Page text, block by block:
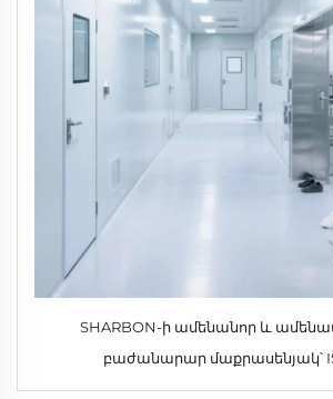
SHARBON-ի ամենանոր և
բաժանարար մաքրասենյակ՝
ստանդարտներին